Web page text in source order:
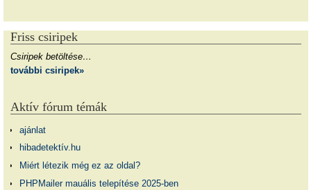
Friss csiripek
Csiripek betöltése…
további csiripek»
Aktív fórum témák
ajánlat
hibadetektív.hu
Miért létezik még ez az oldal?
PHPMailer mauális telepítése 2025-ben